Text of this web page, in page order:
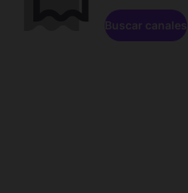
Buscar canales